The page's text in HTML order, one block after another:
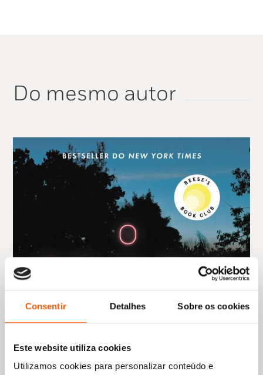
Consentir Detalhes Sobre os cookies
Este website utiliza cookies
Utilizamos cookies para personalizar conteúdo e
Do mesmo autor